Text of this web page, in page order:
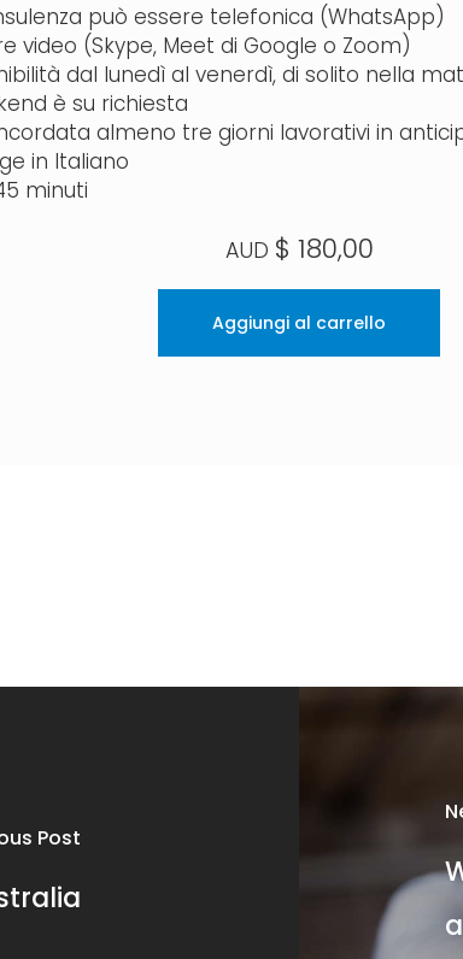
può essere telefonica (WhatsApp)
video (Skype, Meet di Google o Zoom)
dal lunedì al venerdì, di solito nella
è su richiesta
almeno tre giorni lavorativi in
in Italiano
minuti
$ 180,00
Aggiungi al carrello
Post